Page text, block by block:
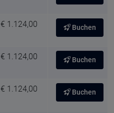
€ 1.124,00 Buchen
€ 1.124,00 Buchen
€ 1.124,00 Buchen